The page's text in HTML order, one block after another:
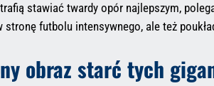
stawiać twardy opór najlepszym,
stronę futbolu intensywnego, ale też
obraz starć tych